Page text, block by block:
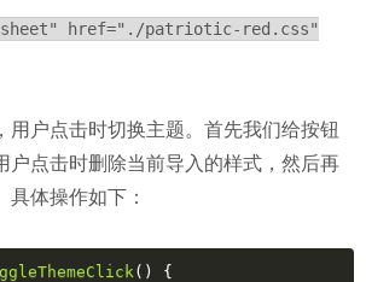
href="./patriotic-red.css"
用户点击时切换主题。首先我们给按钮
户点击时删除当前导入的样式，然后再
具体操作如下：
( ) {